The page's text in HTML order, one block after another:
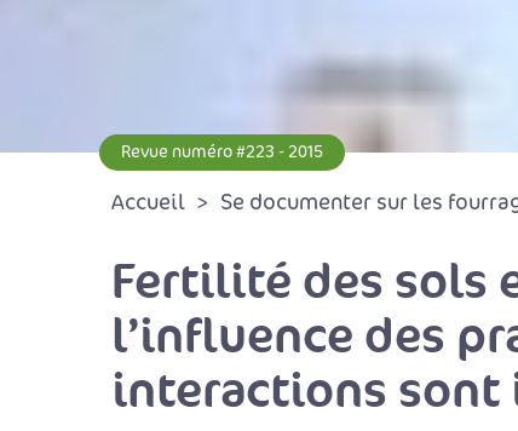
Revue numéro #223 - 2015
Accueil Se documenter sur les
Fertilité des sols
l’influence des
interactions sont